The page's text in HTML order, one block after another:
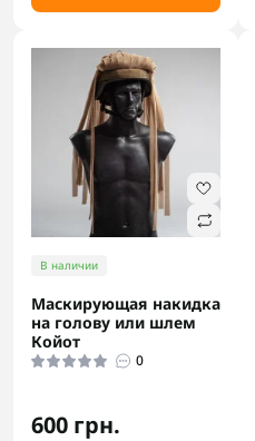
В наличии
Маскирующая накидка
на голову или шлем
Койот
0
600 грн.